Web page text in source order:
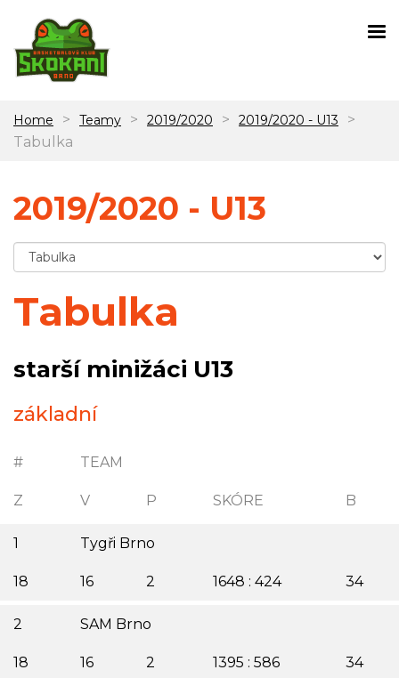
Home > Teamy > 2019/2020 > 2019/2020 - U13
>
Tabulka
2019/2020 - U13
Tabulka
starší minižáci U13
základní
# TEAM
Z V P SKÓRE B
1 Tygři Brno
18 16 2 1648 : 424 34
2 SAM Brno
18 16 2 1395 : 586 34